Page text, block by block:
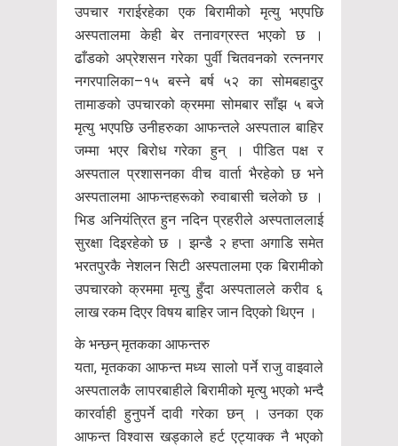
उपचार गराईरहेका एक बिरामीको मृत्यु भएपछि
अस्पतालमा केही बेर तनावग्रस्त भएको छ ।
ढाँडको अप्रेशसन गरेका पुर्वी चितवनको रत्ननगर
नगरपालिका–१५ बस्ने बर्ष ५२ का सोमबहादुर
तामाङको उपचारको क्रममा सोमबार साँझ ५ बजे
मृत्यु भएपछि उनीहरुका आफन्तले अस्पताल बाहिर
जम्मा भएर बिरोध गरेका हुन् । पीडित पक्ष र
अस्पताल प्रशासनका वीच वार्ता भैरहेको छ भने
अस्पतालमा आफन्तहरूको रुवाबासी चलेको छ ।
भिड अनियंत्रित हुन नदिन प्रहरीले अस्पताललाई
सुरक्षा दिइरहेको छ । झन्डै २ हप्ता अगाडि समेत
भरतपुरकै नेशलन सिटी अस्पतालमा एक बिरामीको
उपचारको क्रममा मृत्यु हुँदा अस्पतालले करीव ६
लाख रकम दिएर विषय बाहिर जान दिएको थिएन ।
के भन्छन् मृतकका आफन्तरु
यता, मृतकका आफन्त मध्य सालो पर्ने राजु वाइवाले
अस्पतालकै लापरबाहीले बिरामीको मृत्यु भएको भन्दै
कारर्वाही हुनुपर्ने दावी गरेका छन् । उनका एक
आफन्त विश्वास खड्काले हर्ट एट्याक्क नै भएको